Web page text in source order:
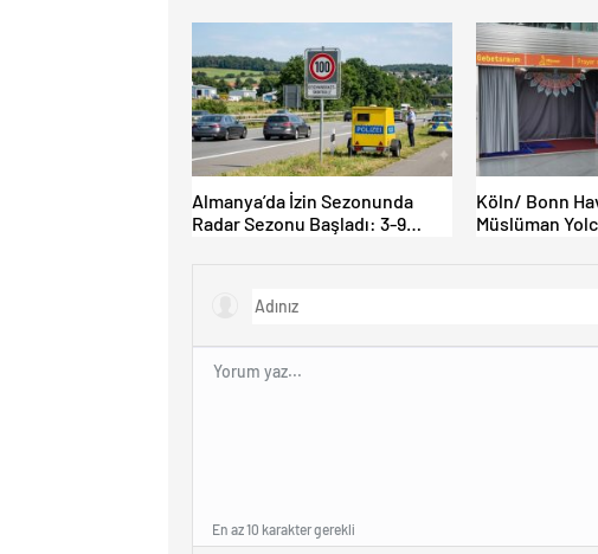
Almanya’da İzin Sezonunda
Radar Sezonu Başladı: 3-9
Köln/ Bonn
Müslüman
En az 10 karakter gerekli